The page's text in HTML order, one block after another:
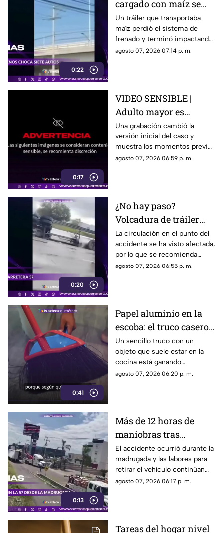
0:22
cargado con maíz se
queda sin frenos y
embiste a siete
vehículos
Un tráiler que transportaba
maíz perdió el sistema de
frenado y terminó impactando
a siete vehículos que
agosto 07, 2026 07:14 p. m.
0:17
VIDEO SENSIBLE |
Adulto mayor es
atropell4do por tráiler;
fue empujado antes de
m0rir
Una grabación cambió la
versión inicial del caso y
muestra los momentos previos
al atropellamiento ocurrido en
agosto 07, 2026 06:59 p. m.
0:20
¿No hay paso?
Volcadura de tráiler
colapsa este punto de la
carretera 57
La circulación en el punto del
accidente se ha visto afectada,
por lo que se recomienda
considerar tiempos de
agosto 07, 2026 06:55 p. m.
0:41
Papel aluminio en la
escoba: el truco casero
que se volvió viral
Un sencillo truco con un
objeto que suele estar en la
cocina está ganando
popularidad entre quienes
agosto 07, 2026 06:20 p. m.
0:13
Más de 12 horas de
maniobras tras
volcadura de unidad
pesada en la carretera
57
El accidente ocurrió durante la
madrugada y las labores para
retirar el vehículo continúan
desde hace más de 12 horas en
agosto 07, 2026 06:17 p. m.
Tareas del hogar nivel